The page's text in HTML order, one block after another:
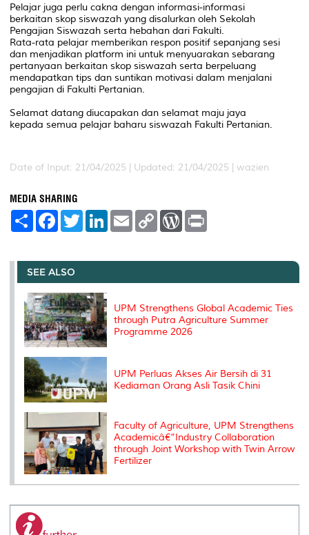
Pelajar juga perlu cakna dengan informasi-informasi
berkaitan skop siswazah yang disalurkan oleh Sekolah
Pengajian Siswazah serta hebahan dari Fakulti.
Rata-rata pelajar memberikan respon positif sepanjang sesi
dan menjadikan platform ini untuk menyuarakan sebarang
pertanyaan berkaitan skop siswazah serta berpeluang
mendapatkan tips dan suntikan motivasi dalam menjalani
pengajian di Fakulti Pertanian.
Selamat datang diucapakan dan selamat maju jaya
kepada semua pelajar baharu siswazah Fakulti Pertanian.
Date of Input: 21/04/2025 | Updated: 21/04/2025 | wazien
MEDIA SHARING
S
e
F
a
b
o
o
k
T
w
t
r
L
e
I
E
m
l
C
L
n
W
P
e
t
SEE ALSO
UPM Strengthens Global Academic Ties
through Putra Agriculture Summer
Programme 2026
UPM Perluas Akses Air Bersih di 31
Kediaman Orang Asli Tasik Chini
Faculty of Agriculture, UPM Strengthens
Academicâ€“Industry Collaboration
through Joint Workshop with Twin Arrow
Fertilizer